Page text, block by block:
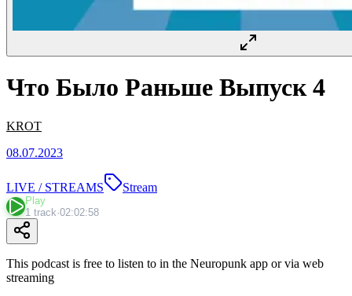
Что Было Раньше Выпуск 4
KROT
08.07.2023
LIVE / STREAMS Stream
Play
1 track·02:02:58
This podcast is free to listen to in the Neuropunk app or via web
streaming